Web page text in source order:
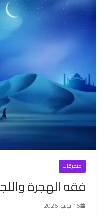
متفرقات
فقه الهجرة
16 يونيو، 2026